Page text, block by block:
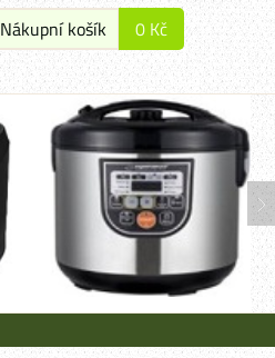
Nákupní košík 0 Kč